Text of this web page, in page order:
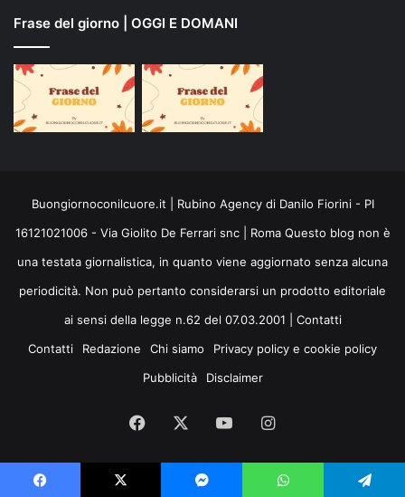
Frase del giorno | OGGI E DOMANI
Buongiornoconilcuore.it | Rubino Agency di Danilo Fiorini - PI
16121021006 - Via Giolito De Ferrari snc | Roma Questo blog non è
una testata giornalistica, in quanto viene aggiornato senza alcuna
periodicità. Non può pertanto considerarsi un prodotto editoriale
ai sensi della legge n.62 del 07.03.2001 | Contatti
Contatti
Redazione Chi siamo
Privacy policy e cookie policy
Pubblicità
Disclaimer